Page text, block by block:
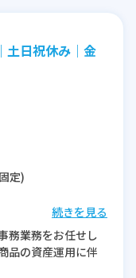
土日祝休み｜金
定)
続きを見る
務業務をお任せし
の資産運用に伴